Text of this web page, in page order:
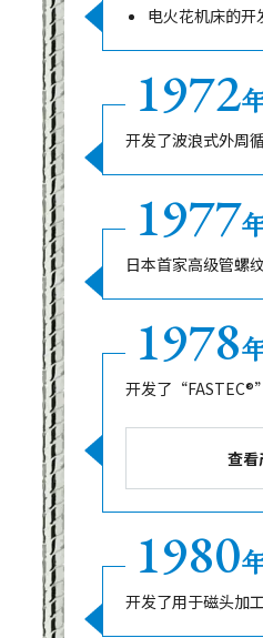
电火花机床的开
1972
开发了波浪式外周
1977
日本首家高级管螺
1978
开发了
查看
1980
开发了用于磁头加